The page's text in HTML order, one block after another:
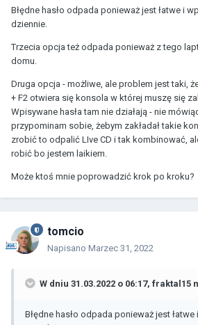
Błędne hasło odpada ponieważ jest łatwe i
dziennie.
Trzecia opcja też odpada ponieważ z tego
domu.
Druga opcja - możliwe, ale problem jest taki,
+ F2 otwiera się konsola w której muszę się
Wpisywane hasła tam nie działają - nie
przypominam sobie, żebym zakładał takie
zrobić to odpalić LIve CD i tak kombinować,
robić bo jestem laikiem.
Może ktoś mnie poprowadzić krok po kroku?
tomcio
Napisano Marzec 31, 2022
W dniu 31.03.2022 o 06:17, fraktal15
Błędne hasło odpada ponieważ jest